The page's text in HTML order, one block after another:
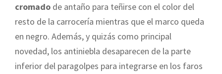
cromado de antaño para teñirse con el color del
resto de la carrocería mientras que el marco queda
en negro. Además, y quizás como principal
novedad, los antiniebla desaparecen de la parte
inferior del paragolpes para integrarse en los faros